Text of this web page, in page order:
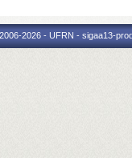
2026 - UFRN - sigaa13-